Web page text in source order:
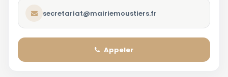
secretariat@mairiemoustiers.fr
Appeler